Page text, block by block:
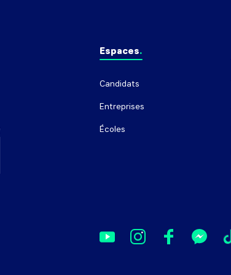
Espaces
Candidats
Entreprises
Écoles